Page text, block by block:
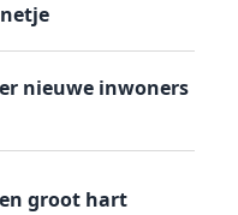
nieuwe inwoners
groot hart